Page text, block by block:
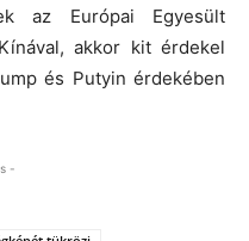
az Európai Egyesült
akkor kit érdekel
és Putyin érdekében
-